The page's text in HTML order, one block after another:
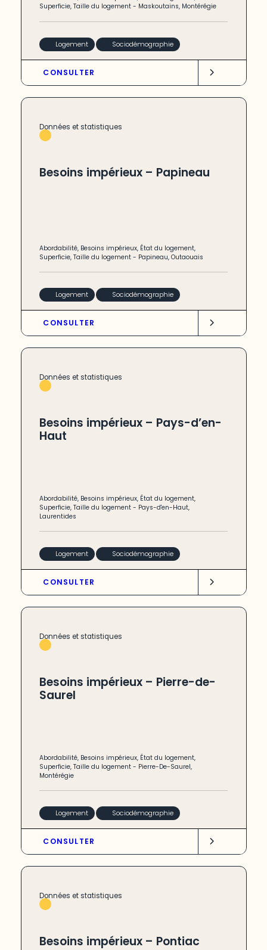
Superficie,Taille du logement - Maskoutains, Montérégie
Logement Sociodémographie
CONSULTER
Données et statistiques
Besoins impérieux – Papineau
Abordabilité, Besoins impérieux, État du logement,
Superficie,Taille du logement - Papineau,Outaouais
Logement Sociodémographie
CONSULTER
Données et statistiques
Besoins impérieux – Pays-d’en-
Haut
Abordabilité, Besoins impérieux, État du logement,
Superficie,Taille du logement - Pays-d'en-Haut,
Laurentides
Logement Sociodémographie
CONSULTER
Données et statistiques
Besoins impérieux – Pierre-de-
Saurel
Abordabilité, Besoins impérieux, État du logement,
Superficie,Taille du logement - Pierre-De-Saurel,
Montérégie
Logement Sociodémographie
CONSULTER
Données et statistiques
Besoins impérieux – Pontiac